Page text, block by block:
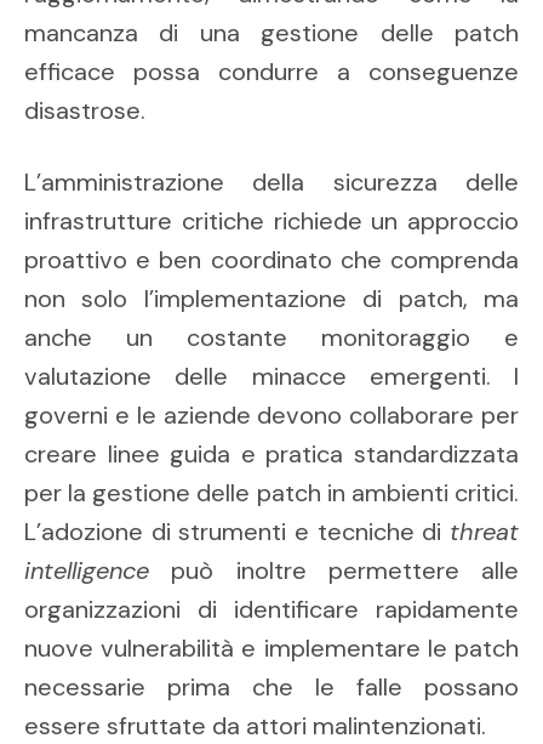
mancanza di una gestione delle patch
efficace possa condurre a conseguenze
disastrose.
L’amministrazione della sicurezza delle
infrastrutture critiche richiede un approccio
proattivo e ben coordinato che comprenda
non solo l’implementazione di patch, ma
anche un costante monitoraggio e
valutazione delle minacce emergenti. I
governi e le aziende devono collaborare per
creare linee guida e pratica standardizzata
per la gestione delle patch in ambienti critici.
L’adozione di strumenti e tecniche di threat
intelligence può inoltre permettere alle
organizzazioni di identificare rapidamente
nuove vulnerabilità e implementare le patch
necessarie prima che le falle possano
essere sfruttate da attori malintenzionati.